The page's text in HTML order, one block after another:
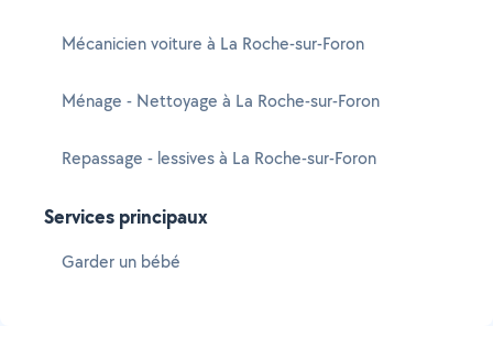
Mécanicien voiture à La Roche-sur-Foron
Ménage - Nettoyage à La Roche-sur-Foron
Repassage - lessives à La Roche-sur-Foron
Services principaux
Garder un bébé